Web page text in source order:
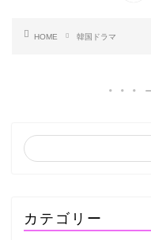
HOME 韓国ドラマ
カテゴリー